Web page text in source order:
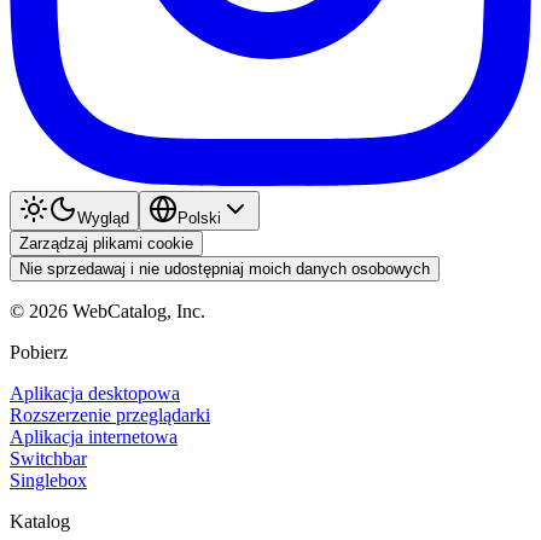
Wygląd
Polski
Zarządzaj plikami cookie
Nie sprzedawaj i nie udostępniaj moich danych osobowych
© 2026 WebCatalog, Inc.
Pobierz
Aplikacja desktopowa
Rozszerzenie przeglądarki
Aplikacja internetowa
Switchbar
Singlebox
Katalog